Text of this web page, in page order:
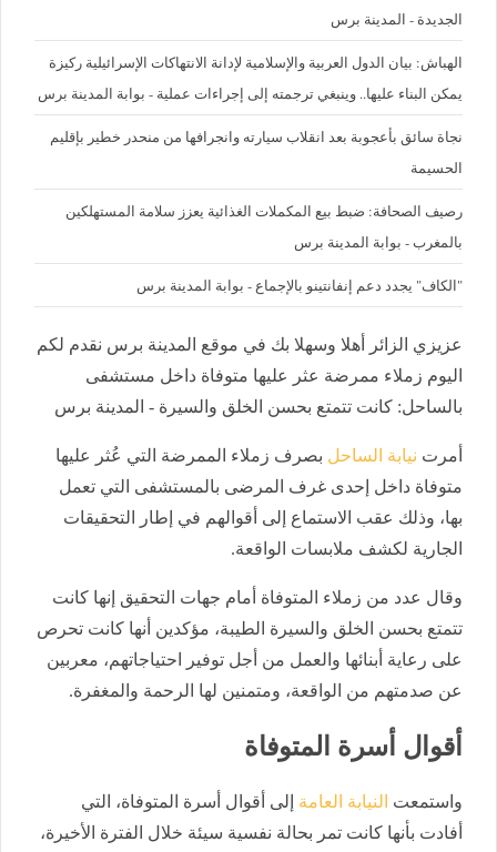
الجديدة - المدينة برس
الهباش: بيان الدول العربية والإسلامية لإدانة الانتهاكات الإسرائيلية ركيزة
يمكن البناء عليها.. وينبغي ترجمته إلى إجراءات عملية - بوابة المدينة برس
نجاة سائق بأعجوبة بعد انقلاب سيارته وانجرافها من منحدر خطير بإقليم
الحسيمة
رصيف الصحافة: ضبط بيع المكملات الغذائية يعزز سلامة المستهلكين
بالمغرب - بوابة المدينة برس
"الكاف" يجدد دعم إنفانتينو بالإجماع - بوابة المدينة برس
عزيزي الزائر أهلا وسهلا بك في موقع المدينة برس نقدم لكم
اليوم زملاء ممرضة عثر عليها متوفاة داخل مستشفى
بالساحل: كانت تتمتع بحسن الخلق والسيرة - المدينة برس
أمرت نيابة الساحل بصرف زملاء الممرضة التي عُثر عليها
متوفاة داخل إحدى غرف المرضى بالمستشفى التي تعمل
بها، وذلك عقب الاستماع إلى أقوالهم في إطار التحقيقات
الجارية لكشف ملابسات الواقعة.
وقال عدد من زملاء المتوفاة أمام جهات التحقيق إنها كانت
تتمتع بحسن الخلق والسيرة الطيبة، مؤكدين أنها كانت تحرص
على رعاية أبنائها والعمل من أجل توفير احتياجاتهم، معربين
عن صدمتهم من الواقعة، ومتمنين لها الرحمة والمغفرة.
أقوال أسرة المتوفاة
واستمعت النيابة العامة إلى أقوال أسرة المتوفاة، التي
أفادت بأنها كانت تمر بحالة نفسية سيئة خلال الفترة الأخيرة،